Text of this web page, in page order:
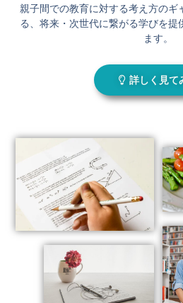
親子間での教育に対する考え方のギ
る、将来・次世代に繋がる学びを
ます。
詳しく見て